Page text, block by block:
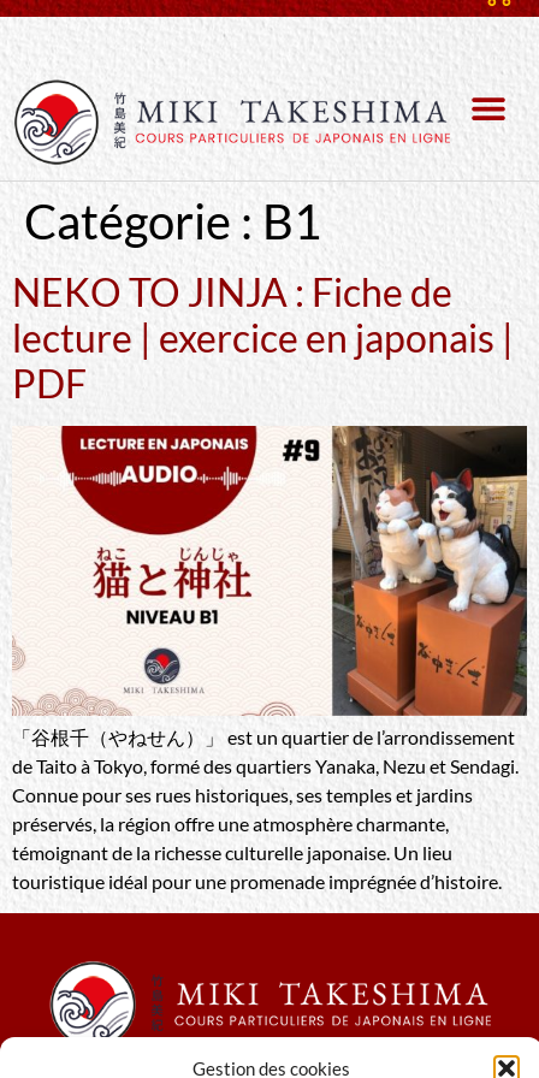
Gestion des cookies
Catégorie : B1
NEKO TO JINJA : Fiche de
lecture | exercice en japonais |
PDF
「谷根千（やねせん）」 est un quartier de l’arrondissement
de Taito à Tokyo, formé des quartiers Yanaka, Nezu et Sendagi.
Connue pour ses rues historiques, ses temples et jardins
préservés, la région offre une atmosphère charmante,
témoignant de la richesse culturelle japonaise. Un lieu
touristique idéal pour une promenade imprégnée d’histoire.